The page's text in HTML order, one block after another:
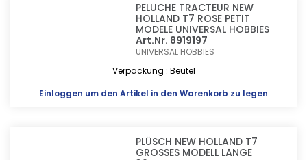
PELUCHE TRACTEUR NEW
HOLLAND T7 ROSE PETIT
MODELE UNIVERSAL HOBBIES
Art.Nr. 8919197
UNIVERSAL HOBBIES
Verpackung : Beutel
Einloggen um den Artikel in den Warenkorb zu legen
PLÜSCH NEW HOLLAND T7
GROSSES MODELL LÄNGE